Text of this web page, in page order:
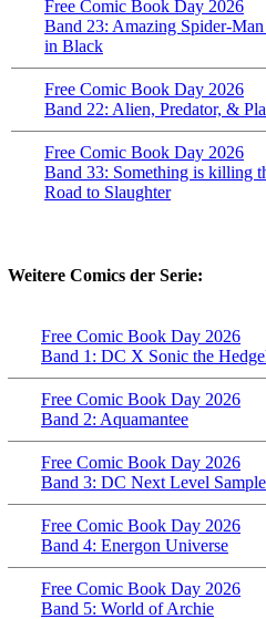
Free Comic Book Day 2026
Band 23: Amazing Spider-
in Black
Free Comic Book Day 2026
Band 22: Alien, Predator, &
Free Comic Book Day 2026
Band 33: Something is killing
Road to Slaughter
Weitere Comics der Serie:
Free Comic Book Day 2026
Band 1: DC X Sonic the
Free Comic Book Day 2026
Band 2: Aquamantee
Free Comic Book Day 2026
Band 3: DC Next Level
Free Comic Book Day 2026
Band 4: Energon Universe
Free Comic Book Day 2026
Band 5: World of Archie